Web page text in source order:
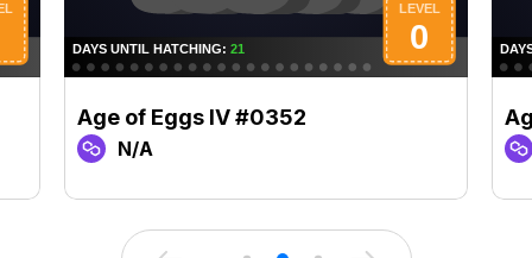
Age of Eggs IV #0352
N/A